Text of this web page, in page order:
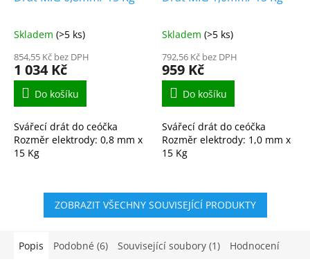
Skladem (>5 ks)
854,55 Kč bez DPH
1 034 Kč
Do košíku
Svářecí drát do ceóčka
Rozměr elektrody: 0,8 mm x
15 Kg
Skladem (>5 ks)
792,56 Kč bez DPH
959 Kč
Do košíku
Svářecí drát do ceóčka
Rozměr elektrody: 1,0 mm x
15 Kg
ZOBRAZIT VŠECHNY SOUVISEJÍCÍ PRODUKTY
Popis Podobné (6) Související soubory (1) Hodnocení